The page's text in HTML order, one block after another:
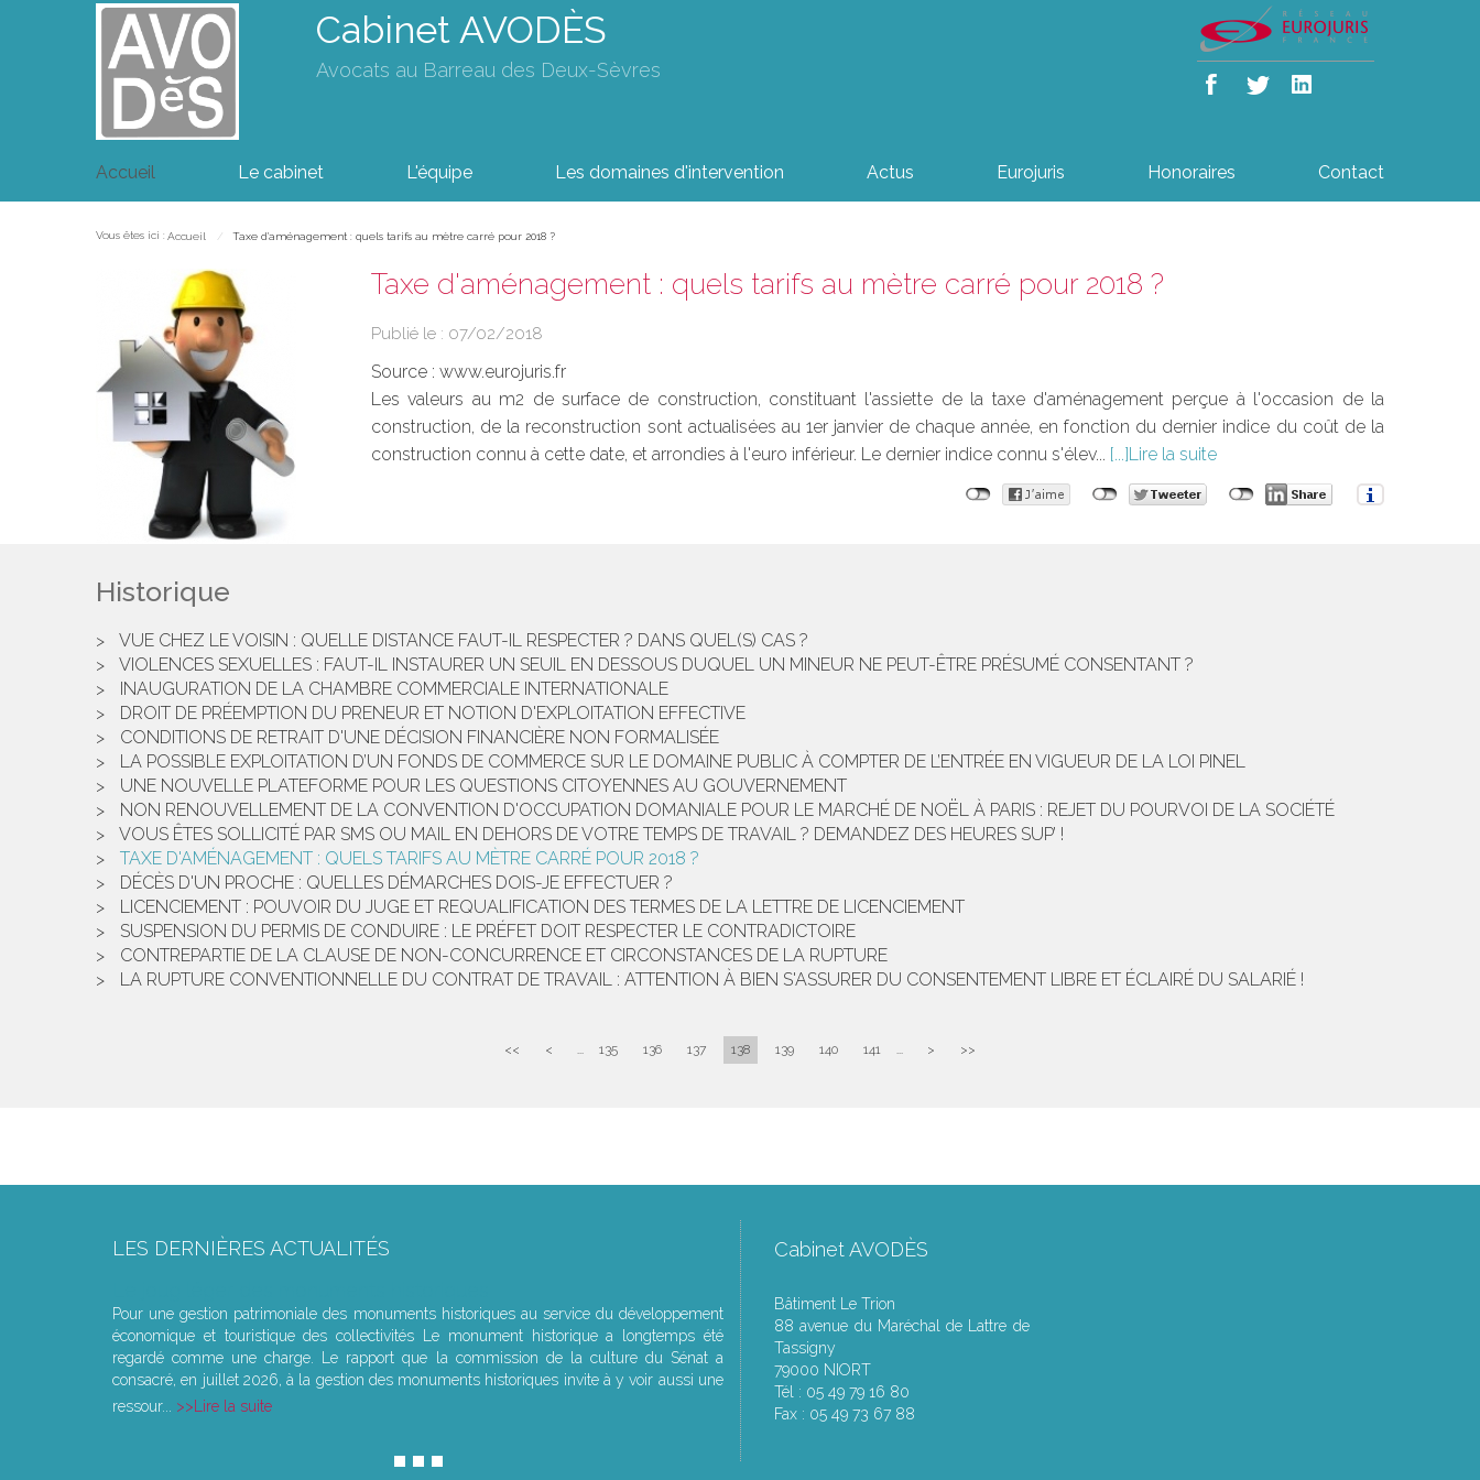
Cabinet AVODÈS
Avocats au Barreau des Deux-Sèvres
Accueil Le cabinet L'équipe Les domaines d'intervention Actus Eurojuris Honoraires Contact
Vous êtes ici : Accueil Taxe d'aménagement : quels tarifs au mètre carré pour 2018 ?
Taxe d'aménagement : quels tarifs au mètre carré pour 2018 ?
Publié le : 07/02/2018
Source : www.eurojuris.fr
Les valeurs au m2 de surface de construction, constituant l'assiette de la taxe d'aménagement perçue à l'occasion de la
construction, de la reconstruction sont actualisées au 1er janvier de chaque année, en fonction du dernier indice du coût de la
construction connu à cette date, et arrondies à l'euro inférieur. Le dernier indice connu s'élev...
Lire la suite
Historique
VUE CHEZ LE VOISIN : QUELLE DISTANCE FAUT-IL RESPECTER ? DANS QUEL(S) CAS ?
VIOLENCES SEXUELLES : FAUT-IL INSTAURER UN SEUIL EN DESSOUS DUQUEL UN MINEUR NE PEUT-ÊTRE PRÉSUMÉ CONSENTANT ?
INAUGURATION DE LA CHAMBRE COMMERCIALE INTERNATIONALE
DROIT DE PRÉEMPTION DU PRENEUR ET NOTION D'EXPLOITATION EFFECTIVE
CONDITIONS DE RETRAIT D'UNE DÉCISION FINANCIÈRE NON FORMALISÉE
LA POSSIBLE EXPLOITATION D’UN FONDS DE COMMERCE SUR LE DOMAINE PUBLIC À COMPTER DE L’ENTRÉE EN VIGUEUR DE LA LOI PINEL
UNE NOUVELLE PLATEFORME POUR LES QUESTIONS CITOYENNES AU GOUVERNEMENT
NON RENOUVELLEMENT DE LA CONVENTION D'OCCUPATION DOMANIALE POUR LE MARCHÉ DE NOËL À PARIS : REJET DU POURVOI DE LA SOCIÉTÉ
VOUS ÊTES SOLLICITÉ PAR SMS OU MAIL EN DEHORS DE VOTRE TEMPS DE TRAVAIL ? DEMANDEZ DES HEURES SUP’ !
TAXE D'AMÉNAGEMENT : QUELS TARIFS AU MÈTRE CARRÉ POUR 2018 ?
DÉCÈS D'UN PROCHE : QUELLES DÉMARCHES DOIS-JE EFFECTUER ?
LICENCIEMENT : POUVOIR DU JUGE ET REQUALIFICATION DES TERMES DE LA LETTRE DE LICENCIEMENT
SUSPENSION DU PERMIS DE CONDUIRE : LE PRÉFET DOIT RESPECTER LE CONTRADICTOIRE
CONTREPARTIE DE LA CLAUSE DE NON-CONCURRENCE ET CIRCONSTANCES DE LA RUPTURE
LA RUPTURE CONVENTIONNELLE DU CONTRAT DE TRAVAIL : ATTENTION À BIEN S'ASSURER DU CONSENTEMENT LIBRE ET ÉCLAIRÉ DU SALARIÉ !
<< < ... 135 136 137 138 139 140 141 ... > >>
LES DERNIÈRES ACTUALITÉS
Pour une gestion patrimoniale des monuments historiques au service du développement
économique et touristique des collectivités Le monument historique a longtemps été
regardé comme une charge. Le rapport que la commission de la culture du Sénat a
consacré, en juillet 2026, à la gestion des monuments historiques invite à y voir aussi une
ressour...
Lire la suite
Cabinet AVODÈS
Bâtiment Le Trion
88 avenue du Maréchal de Lattre de
Tassigny
79000 NIORT
Tél : 05 49 79 16 80
Fax : 05 49 73 67 88